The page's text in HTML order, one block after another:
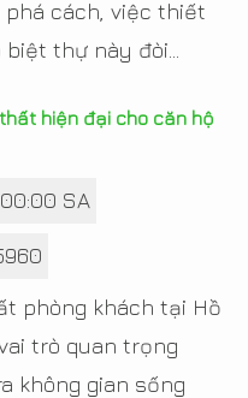
phá cách, việc thiết
thự này đòi...
hiện đại cho căn hộ
SA
phòng khách tại Hồ
trò quan trọng
không gian sống